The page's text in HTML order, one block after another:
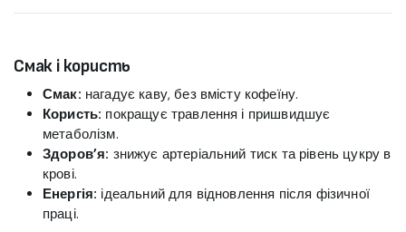
Смак і користь
Смак: нагадує каву, без вмісту кофеїну.
Користь: покращує травлення і пришвидшує
метаболізм.
Здоров’я: знижує артеріальний тиск та рівень цукру в
крові.
Енергія: ідеальний для відновлення після фізичної
праці.